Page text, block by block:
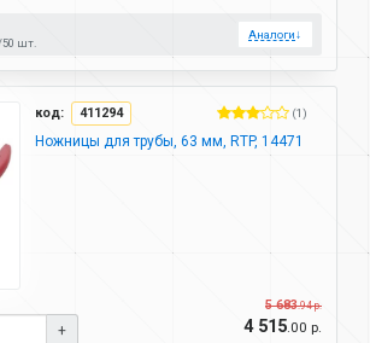
50 шт.
Аналоги↓
код: 411294 (1)
Ножницы для трубы, 63 мм, RTP, 14471
+
5 683.94 р.
4 515.00 р.